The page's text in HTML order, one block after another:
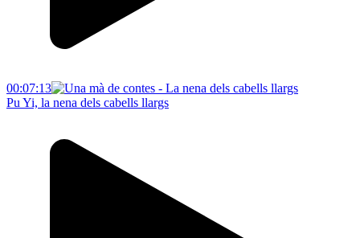
00:07:13
Pu Yi, la nena dels cabells llargs